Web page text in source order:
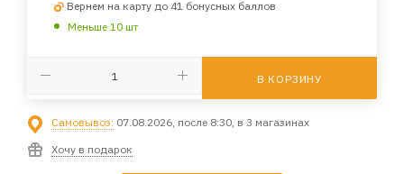
Вернем на карту до 41 бонусных баллов
Меньше 10 шт
В КОРЗИНУ
Самовывоз: 07.08.2026, после 8:30, в 3 магазинах
Хочу в подарок